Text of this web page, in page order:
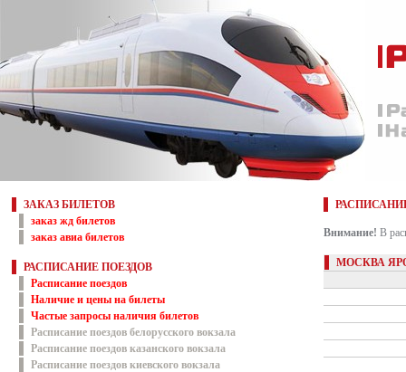
ЗАКАЗ БИЛЕТОВ
заказ жд билетов
заказ авиа билетов
РАСПИСАНИЕ ПОЕЗДОВ
Расписание поездов
Наличие и цены на билеты
Частые запросы наличия билетов
Расписание поездов белорусского вокзала
Расписание поездов казанского вокзала
Расписание поездов киевского вокзала
Внимание! В
МОСКВА